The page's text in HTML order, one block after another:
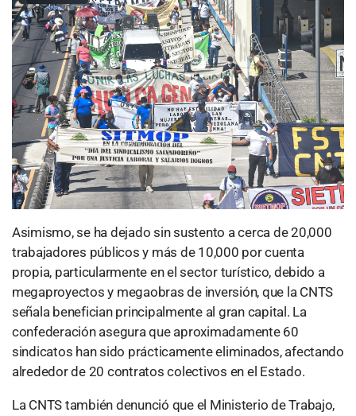
Asimismo, se ha dejado sin sustento a cerca de 20,000
trabajadores públicos y más de 10,000 por cuenta
propia, particularmente en el sector turístico, debido a
megaproyectos y megaobras de inversión, que la CNTS
señala benefician principalmente al gran capital. La
confederación asegura que aproximadamente 60
sindicatos han sido prácticamente eliminados, afectando
alrededor de 20 contratos colectivos en el Estado.
La CNTS también denunció que el Ministerio de Trabajo,